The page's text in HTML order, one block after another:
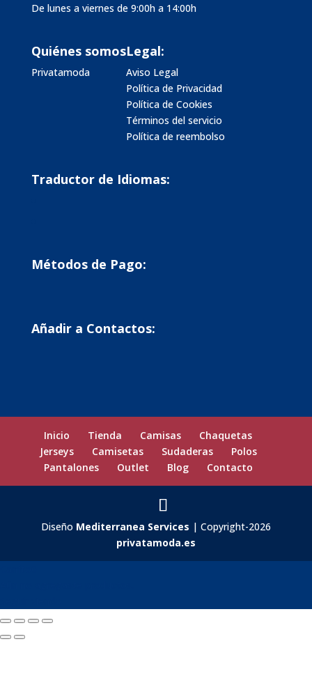
De lunes a viernes de 9:00h a 14:00h
Quiénes somos
Privatamoda
Legal:
Aviso Legal
Política de Privacidad
Política de Cookies
Términos del servicio
Política de reembolso
Traductor de Idiomas:
Métodos de Pago:
Añadir a Contactos:
Inicio Tienda Camisas
Chaquetas
Jerseys
Camisetas Sudaderas
Polos
Pantalones
Outlet Blog Contacto
Diseño Mediterranea Services | Copyright-2026
privatamoda.es